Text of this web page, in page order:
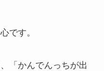
です。
「かんでんっちが出